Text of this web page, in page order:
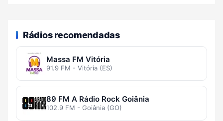
Rádios recomendadas
Massa FM Vitória
91.9 FM - Vitória (ES)
89 FM A Rádio Rock Goiânia
102.9 FM - Goiânia (GO)